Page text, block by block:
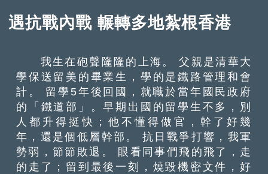
遇抗戰內戰 輾轉多地紮根香港
我生在砲聲隆隆的上海。 父親是清華大
學保送留美的畢業生，學的是鐵路管理和會
計。 留學5年後回國，就職於當年國民政府
的「鐵道部」。早期出國的留學生不多，別
人都升得挺快；他不懂得做官，幹了好幾
年，還是個低層幹部。 抗日戰爭打響，我軍
勢弱，節節敗退。 眼看同事們飛的飛了，走
的走了；留到最後一刻，燒毀機密文件，好